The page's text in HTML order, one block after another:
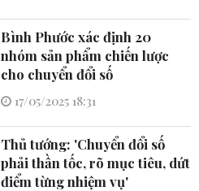
Bình Phước xác định 20
nhóm sản phẩm chiến lược
cho chuyển đổi số
17/05/2025 18:31
Thủ tướng: 'Chuyển đổi số
phải thần tốc, rõ mục tiêu, dứt
điểm từng nhiệm vụ'